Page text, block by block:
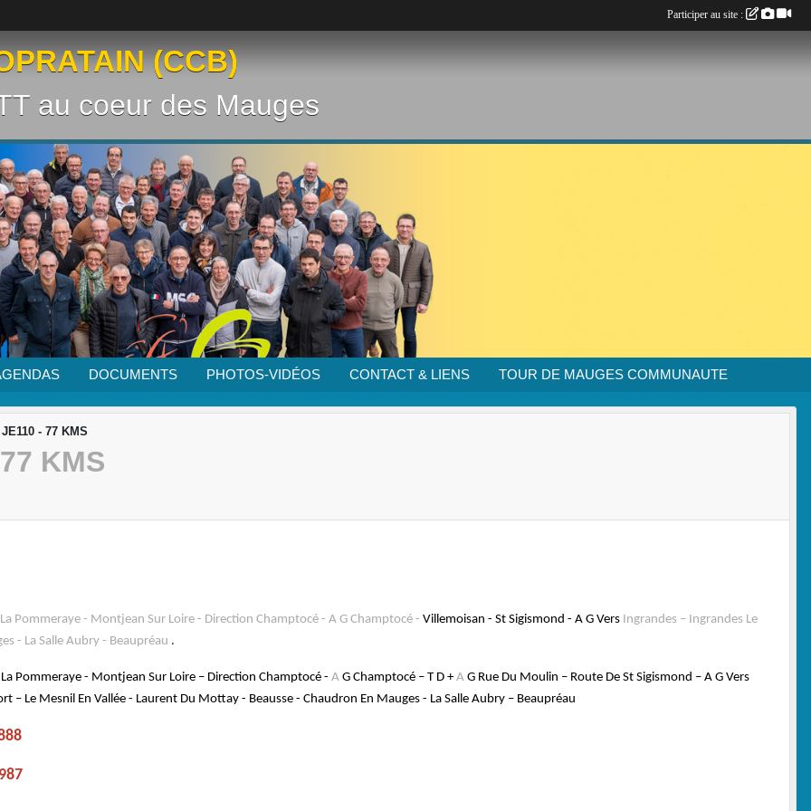
(CCB)
au coeur des Mauges
DOCUMENTS PHOTOS-VIDÉOS CONTACT & LIENS TOUR DE MAUGES COMMUNAUTE
- 77 KMS
KMS
Pommeraye - Montjean Sur Loire - Direction Champtocé - A G Champtocé - Villemoisan - St Sigismond - A G Vers Ingrandes – Ingrandes Le
- La Salle Aubry - Beaupréau .
Pommeraye - Montjean Sur Loire – Direction Champtocé - A G Champtocé – T D +A G Rue Du Moulin – Route De St Sigismond – A G Vers
– Le Mesnil En Vallée - Laurent Du Mottay - Beausse - Chaudron En Mauges - La Salle Aubry – Beaupréau
Participer au site :